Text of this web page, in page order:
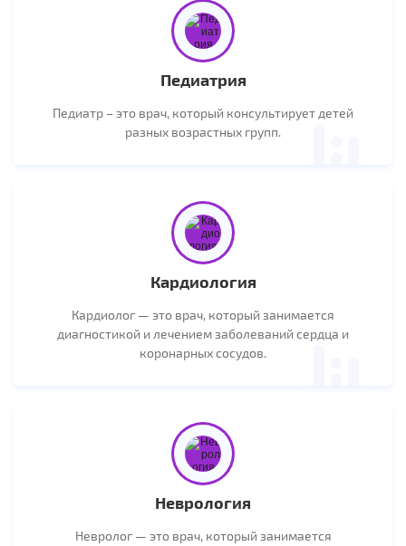
Педиатрия
Педиатр – это врач, который консультирует детей
разных возрастных групп.
Кардиология
Кардиолог — это врач, который занимается
диагностикой и лечением заболеваний сердца и
коронарных сосудов.
Неврология
Невролог — это врач, который занимается